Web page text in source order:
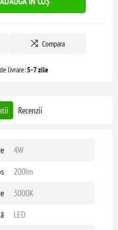
Compara
livrare:5-7 zile
Recenzii
4W
200lm
3000K
LED